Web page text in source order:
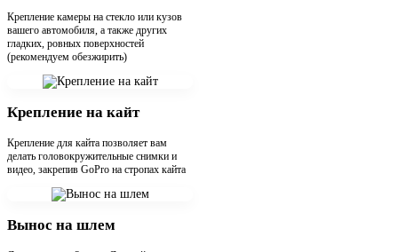
Крепление камеры на стекло или кузов
вашего автомобиля, а также других
гладких, ровных поверхностей
(рекомендуем обезжирить)
Крепление на кайт
Крепление для кайта позволяет вам
делать головокружительные снимки и
видео, закрепив GoPro на стропах кайта
Вынос на шлем